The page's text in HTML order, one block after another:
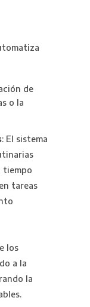
de
o la
: El sistema
tiempo
tareas
los
a la
la